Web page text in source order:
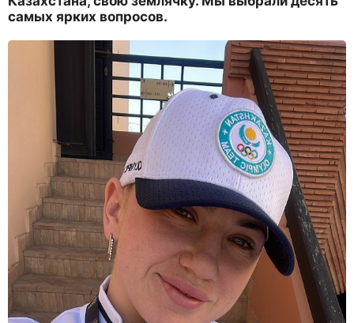
самых ярких вопросов.